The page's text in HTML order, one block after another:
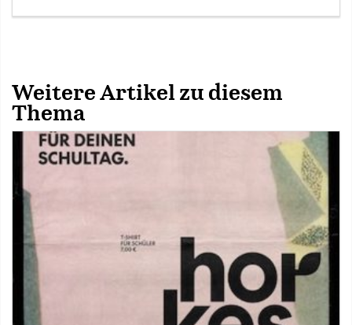
Weitere Artikel zu diesem
Thema